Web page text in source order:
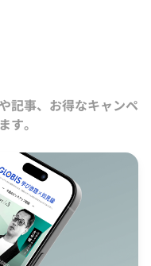
記事、お得なキャンペ
す。